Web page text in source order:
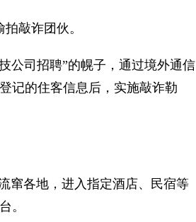
敲诈团伙。
司招聘”的幌子，通过境外通信
记的住客信息后，实施敲诈勒
各地，进入指定酒店、民宿等
。